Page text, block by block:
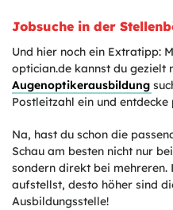
Jobsuche in der
Und hier noch ein Extratipp:
optician.de kannst du gezielt
Augenoptikerausbildung
Postleitzahl ein und entdecke
Na, hast du schon die
Schau am besten nicht nur
sondern direkt bei mehreren.
aufstellst, desto höher sind
Ausbildungsstelle!